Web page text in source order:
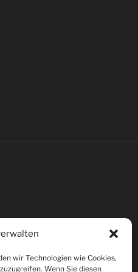
wir Technologien wie Cookies,
Wenn Sie diesen